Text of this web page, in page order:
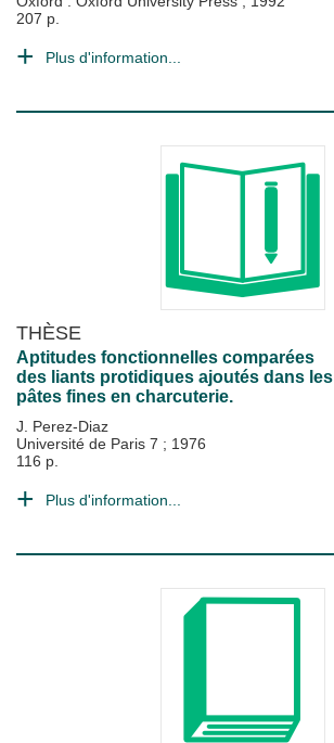
207 p.
Plus d'information...
THÈSE
Aptitudes fonctionnelles comparées
des liants protidiques ajoutés dans les
pâtes fines en charcuterie.
J. Perez-Diaz
Université de Paris 7 ; 1976
116 p.
Plus d'information...